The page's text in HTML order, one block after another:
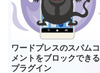
ワードプレスのスパムコ
メントをブロックできる
プラグイン